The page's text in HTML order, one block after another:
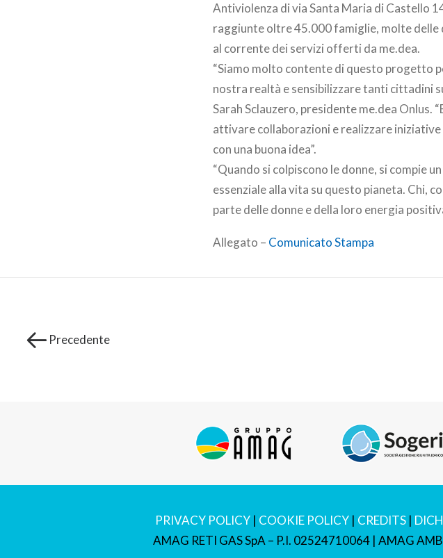
Antiviolenza di via Santa Maria di Castello
raggiunte oltre 45.000 famiglie, molte delle
al corrente dei servizi offerti da me.dea.
“Siamo molto contente di questo progetto
nostra realtà e sensibilizzare tanti cittadini
Sarah Sclauzero, presidente me.dea Onlus.
attivare collaborazioni e realizzare
con una buona idea”.
“Quando si colpiscono le donne, si compie
essenziale alla vita su questo pianeta. Chi,
parte delle donne e della loro energia
Allegato – Comunicato Stampa
Precedente
PRIVACY POLICY| COOKIE POLICY| CREDITS|
AMAG RETI GAS SpA – P.I. 02524710064 | AMAG